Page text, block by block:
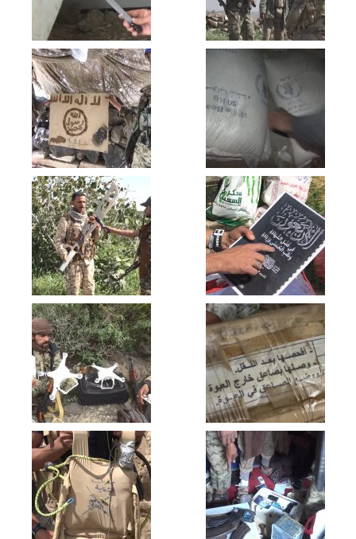
البيضاء – رسائل ابطال الجيش واللجان
الشعبية من جبهة قانية بمناسبة العام
الخامس من الصمود في وجه العدوان
البيضاء – رسائل الجيش واللجان الشعبية من
جبهة ناطع بمناسبة العام الخامس من
الصمود في وجه العدوان
البيضاء – عملية ليلية على مواقع مرتزقة
العدوان في قانية ومشاهد لآليات تم
اعطابهن سابقاً
البيضاء – تدمير دبابة بصاروخ موجه وتدمير
مترس بعبوة ناسفة بعدد من المنافقين
في جبهة ناطع
البيضاء – قنص احد المنافقين في جبهة
قيفة
البيضاء – صد زحف للمنافقين في جبهة
ناطع واجبارهم على الفرار
البيضاء – صد زحف لمرتزقة العدوان على
الوهبية في جبهة قانية